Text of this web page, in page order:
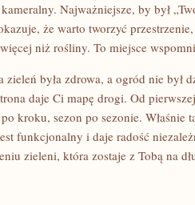
Najważniejsze, by był
że warto tworzyć
niż rośliny. To miejsce
zieleń była zdrowa, a ogród nie był
daje Ci mapę drogi. Od
kroku, sezon po sezonie. Właśnie
funkcjonalny i daje radość
zieleni, która zostaje z Tobą na